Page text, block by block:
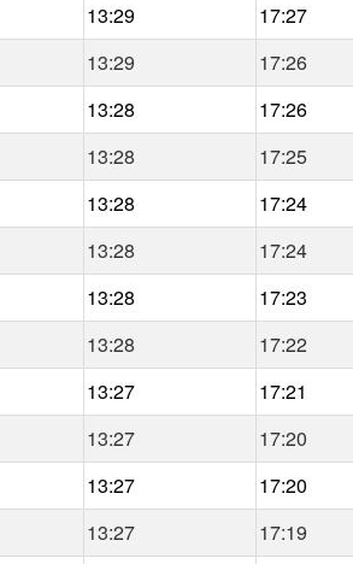
13:29 17:27
13:29 17:26
13:28 17:26
13:28 17:25
13:28 17:24
13:28 17:24
13:28 17:23
13:28 17:22
13:27 17:21
13:27 17:20
13:27 17:20
13:27 17:19